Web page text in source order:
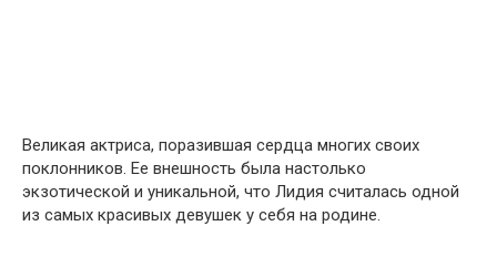
Великая актриса, поразившая сердца многих своих
поклонников. Ее внешность была настолько
экзотической и уникальной, что Лидия считалась одной
из самых красивых девушек у себя на родине.